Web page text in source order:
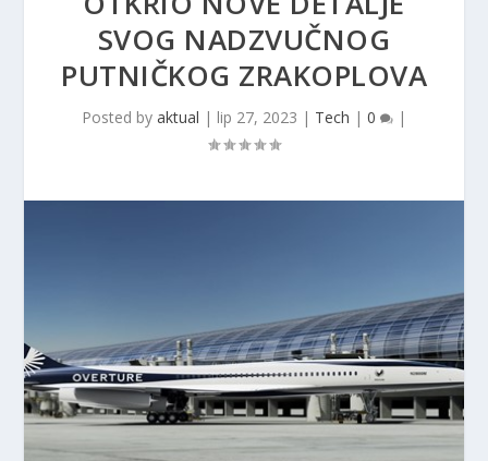
SVOG NADZVUČNOG
PUTNIČKOG ZRAKOPLOVA
Posted by aktual | lip 27, 2023 | Tech | 0 |